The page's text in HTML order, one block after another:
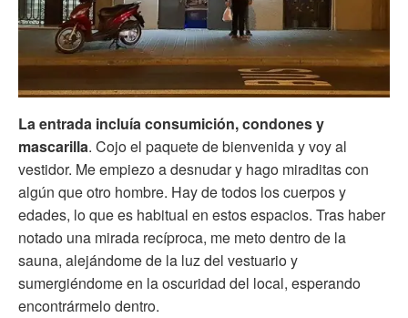
La entrada incluía consumición, condones y
mascarilla. Cojo el paquete de bienvenida y voy al
vestidor. Me empiezo a desnudar y hago miraditas con
algún que otro hombre. Hay de todos los cuerpos y
edades, lo que es habitual en estos espacios. Tras haber
notado una mirada recíproca, me meto dentro de la
sauna, alejándome de la luz del vestuario y
sumergiéndome en la oscuridad del local, esperando
encontrármelo dentro.